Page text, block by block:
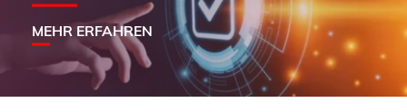
MEHR ERFAHREN